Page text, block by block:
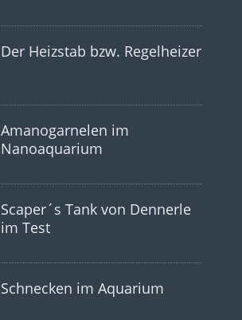
Der Heizstab bzw. Regelheizer
Amanogarnelen im
Nanoaquarium
Scaper´s Tank von Dennerle
im Test
Schnecken im Aquarium